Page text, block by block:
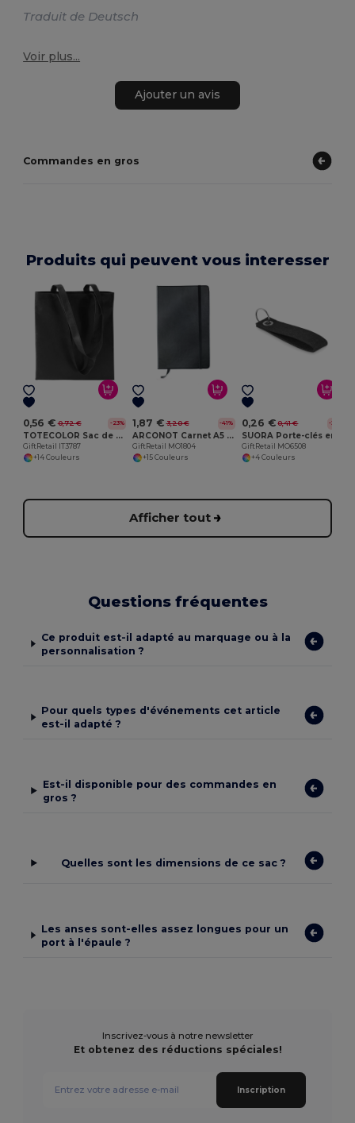
Traduit de Deutsch
Voir plus...
Ajouter un avis
Commandes en gros
Produits qui peuvent vous interesser
0,56 € 0,72 € -23%
TOTECOLOR Sac de courses et de plage polyvalent réutilisable
GiftRetail IT3787
+14 Couleurs
1,87 € 3,20 € -41%
ARCONOT Carnet A5 96 pages lignées
GiftRetail MO1804
+15 Couleurs
0,26 € 0,41 € -36%
GiftRetail MO6508
+4 Couleurs
Afficher tout
Questions fréquentes
Ce produit est-il adapté au marquage ou à la
personnalisation ?
Pour quels types d'événements cet article
est-il adapté ?
Est-il disponible pour des commandes en
gros ?
Quelles sont les dimensions de ce sac ?
Les anses sont-elles assez longues pour un
port à l'épaule ?
Inscrivez-vous à notre newsletter
Et obtenez des réductions spéciales!
Inscription